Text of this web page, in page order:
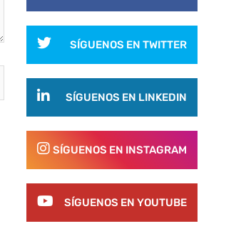
SÍGUENOS EN TWITTER
SÍGUENOS EN LINKEDIN
SÍGUENOS EN INSTAGRAM
SÍGUENOS EN YOUTUBE